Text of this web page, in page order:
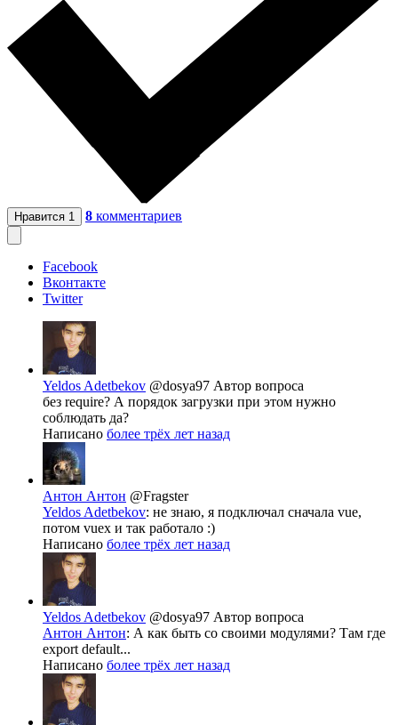
Нравится 1 8 комментариев
Facebook
Вконтакте
Twitter
Yeldos Adetbekov @dosya97 Автор вопроса
без require? А порядок загрузки при этом нужно
соблюдать да?
Написано более трёх лет назад
Антон Антон @Fragster
Yeldos Adetbekov: не знаю, я подключал сначала vue,
потом vuex и так работало :)
Написано более трёх лет назад
Yeldos Adetbekov @dosya97 Автор вопроса
Антон Антон: А как быть со своими модулями? Там где
export default...
Написано более трёх лет назад